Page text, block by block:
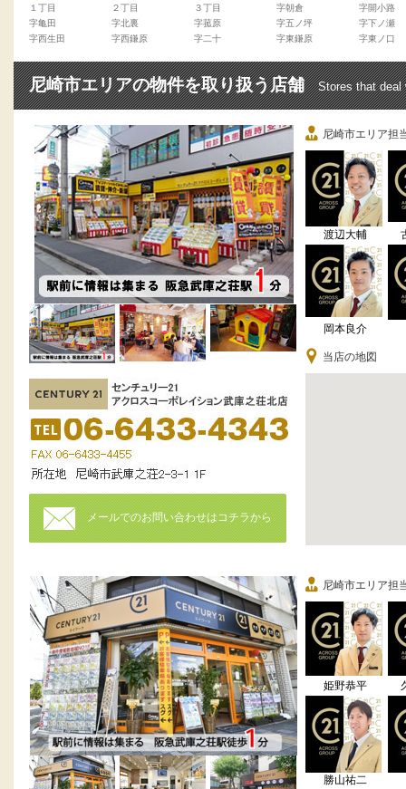
１丁目 ２丁目 ３丁目 字朝倉
字開小路
字亀田
字北裏 字菰原 字五ノ坪
字下ノ瀬
字西生田
字西鎌原 字二十 字東鎌原 字東ノ口
尼崎市エリアの物件を取り扱う店舗 Stores that deal
メールでのお問い合わせはコチラから
尼崎市エリア担
渡辺大輔
岡本良介
当店の地図
尼崎市エリア担
姫野恭平
勝山祐二